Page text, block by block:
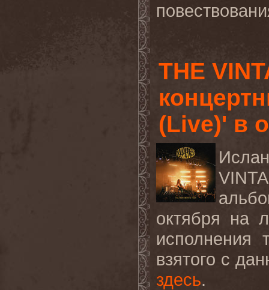
THE
(Live)' в
октября
на
исполнения
взятого с
здесь.